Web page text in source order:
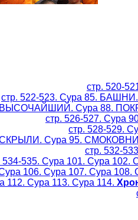
стр. 520-
стр. 522-523. Сура 85.
ВЫСОЧАЙШИЙ. Сура 88.
стр. 526-527. Сура
стр. 528-529.
Сура 95.
стр. 532-
534-535. Сура 101. Сура 102.
106. Сура 107. Сура 108.
112. Сура 113. Сура 114.